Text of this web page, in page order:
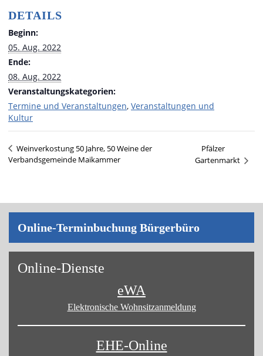
Online-Terminbuchung Bürgerbüro
Online-Dienste
eWA
Elektronische Wohnsitz­anmeldung
EHE-Online
DETAILS
Beginn:
05. Aug. 2022
Ende:
08. Aug. 2022
Veranstaltungskategorien:
Termine und Veranstaltungen, Veranstaltungen und
Kultur
Weinverkostung 50 Jahre, 50 Weine der
Verbandsgemeinde Maikammer
Pfälzer
Gartenmarkt